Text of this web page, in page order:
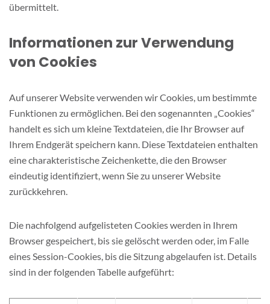
übermittelt.
Informationen zur Verwendung
von Cookies
Auf unserer Website verwenden wir Cookies, um bestimmte
Funktionen zu ermöglichen. Bei den sogenannten „Cookies“
handelt es sich um kleine Textdateien, die Ihr Browser auf
Ihrem Endgerät speichern kann. Diese Textdateien enthalten
eine charakteristische Zeichenkette, die den Browser
eindeutig identifiziert, wenn Sie zu unserer Website
zurückkehren.
Die nachfolgend aufgelisteten Cookies werden in Ihrem
Browser gespeichert, bis sie gelöscht werden oder, im Falle
eines Session-Cookies, bis die Sitzung abgelaufen ist. Details
sind in der folgenden Tabelle aufgeführt: